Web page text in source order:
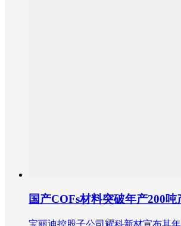
国产COFs材料突破年产200
宝丽迪控股子公司耀科新材宣布其